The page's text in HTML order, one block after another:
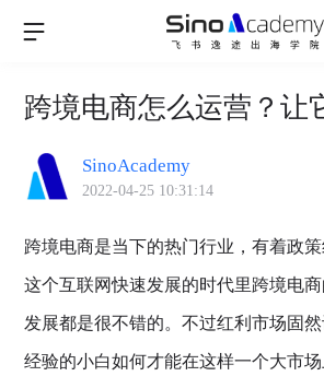
跨境电商怎么运营？让
SinoAcademy
2022-04-25 10:31:14
跨境电商是当下的热门行业，有着政
这个互联网快速发展的时代里跨境电
发展都是很不错的。不过红利市场固
经验的小白如何才能在这样一个大市